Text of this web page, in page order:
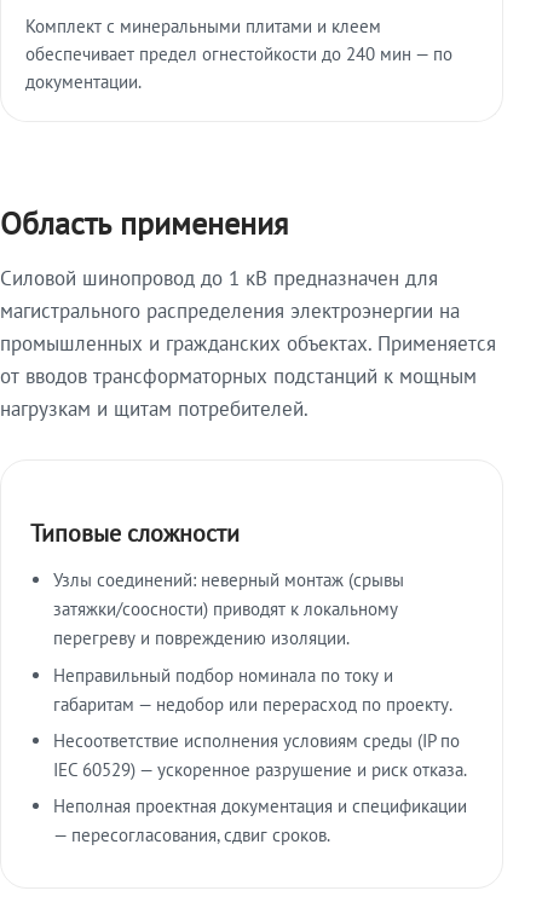
Комплект с минеральными плитами и клеем
обеспечивает предел огнестойкости до 240 мин — по
документации.
Область применения
Силовой шинопровод до 1 кВ предназначен для
магистрального распределения электроэнергии на
промышленных и гражданских объектах. Применяется
от вводов трансформаторных подстанций к мощным
нагрузкам и щитам потребителей.
Типовые сложности
Узлы соединений: неверный монтаж (срывы
затяжки/соосности) приводят к локальному
перегреву и повреждению изоляции.
Неправильный подбор номинала по току и
габаритам — недобор или перерасход по проекту.
Несоответствие исполнения условиям среды (IP по
IEC 60529) — ускоренное разрушение и риск отказа.
Неполная проектная документация и спецификации
— пересогласования, сдвиг сроков.